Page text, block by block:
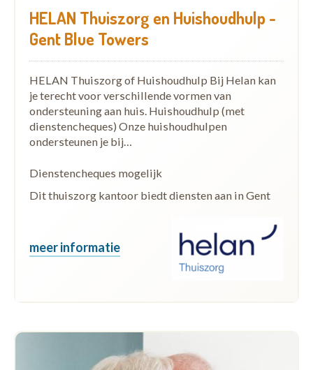
HELAN Thuiszorg en Huishoudhulp -
Gent Blue Towers
HELAN Thuiszorg of Huishoudhulp Bij Helan kan
je terecht voor verschillende vormen van
ondersteuning aan huis. Huishoudhulp (met
dienstencheques) Onze huishoudhulpen
ondersteunen je bij…
Dienstencheques mogelijk
Dit thuiszorg kantoor biedt diensten aan in Gent
meer informatie